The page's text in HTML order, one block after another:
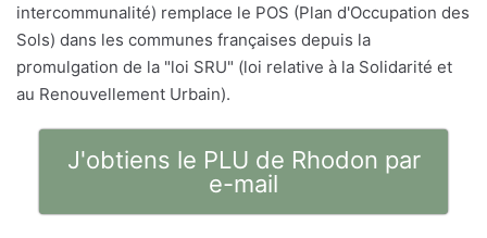
intercommunalité) remplace le POS (Plan d'Occupation des
Sols) dans les communes françaises depuis la
promulgation de la "loi SRU" (loi relative à la Solidarité et
au Renouvellement Urbain).
J'obtiens le PLU de Rhodon par
e-mail